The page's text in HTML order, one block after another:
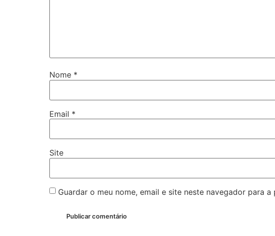
Nome *
Email *
Site
Guardar o meu nome, email e site neste navegador para